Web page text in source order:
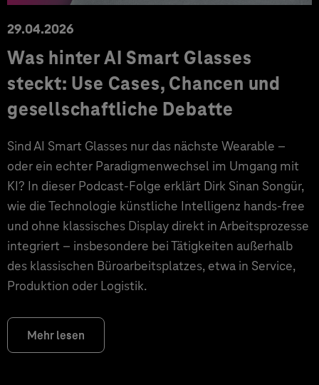
29.04.2026
Was hinter AI Smart Glasses
steckt: Use Cases, Chancen und
gesellschaftliche Debatte
Sind AI Smart Glasses nur das nächste Wearable –
oder ein echter Paradigmenwechsel im Umgang mit
KI? In dieser Podcast-Folge erklärt Dirk Sinan Songür,
wie die Technologie künstliche Intelligenz hands-free
und ohne klassisches Display direkt in Arbeitsprozesse
integriert – insbesondere bei Tätigkeiten außerhalb
des klassischen Büroarbeitsplatzes, etwa in Service,
Produktion oder Logistik.
Mehr lesen